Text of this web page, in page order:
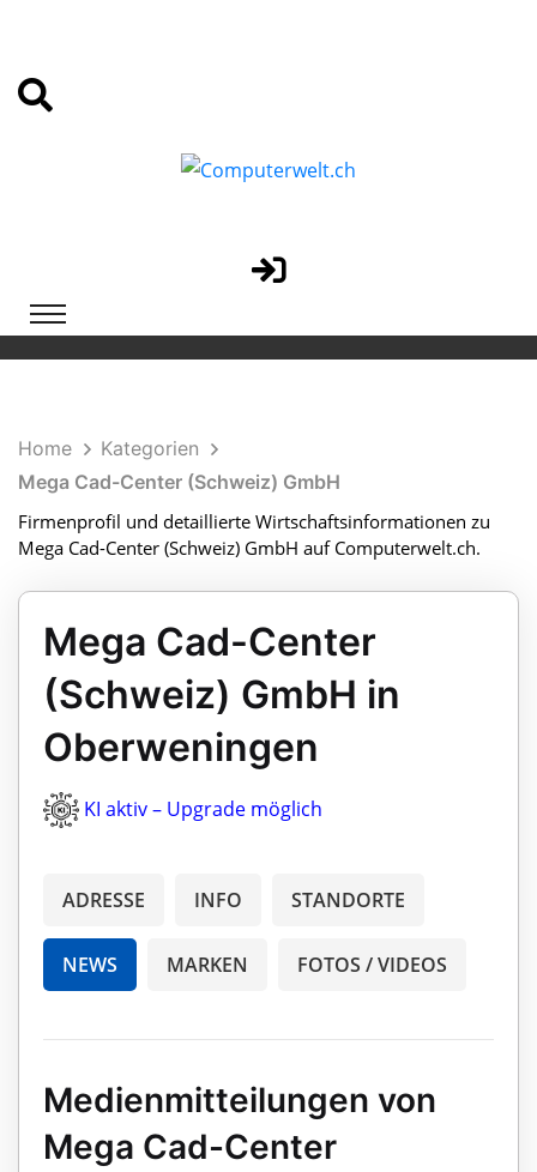
Home
Kategorien
Mega Cad-Center (Schweiz) GmbH
Firmenprofil und detaillierte Wirtschaftsinformationen zu
Mega Cad-Center (Schweiz) GmbH auf Computerwelt.ch.
Mega Cad-Center
(Schweiz) GmbH in
Oberweningen
KI aktiv – Upgrade möglich
ADRESSE INFO STANDORTE
NEWS MARKEN FOTOS / VIDEOS
Medienmitteilungen von
Mega Cad-Center